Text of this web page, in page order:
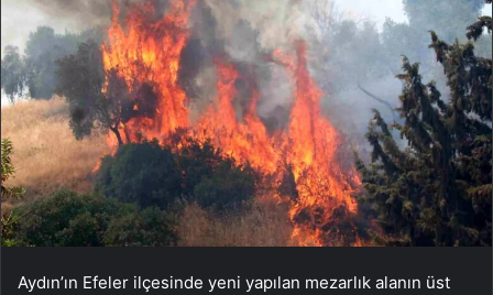
Aydın’ın Efeler ilçesinde yeni yapılan mezarlık alanın üst